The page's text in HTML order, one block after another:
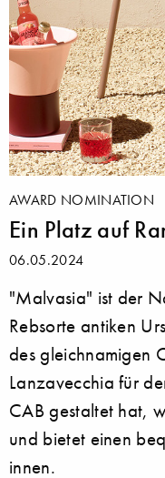
AWARD NOMINATION
Ein Platz auf
06.05.2024
"Malvasia" ist der
Rebsorte antiken
des gleichnamigen
Lanzavecchia für
CAB gestaltet hat,
und bietet einen
innen.